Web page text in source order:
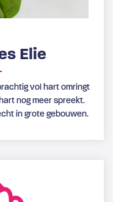
Elie
vol hart omringt
nog meer spreekt.
in grote gebouwen.